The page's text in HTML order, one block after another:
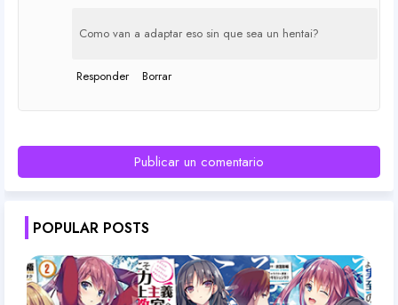
Como van a adaptar eso sin que sea un hentai?
Responder Borrar
Publicar un comentario
POPULAR POSTS